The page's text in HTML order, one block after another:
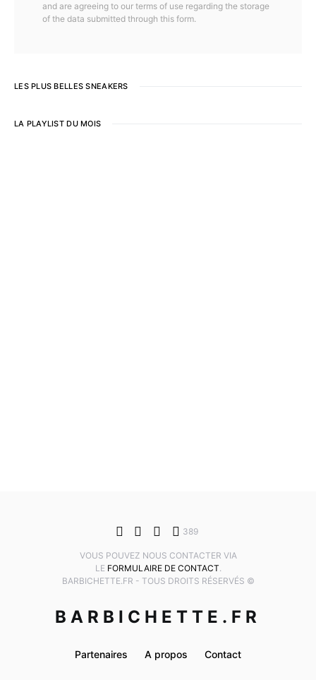
and are agreeing to our terms of use regarding the storage
of the data submitted through this form.
LES PLUS BELLES SNEAKERS
LA PLAYLIST DU MOIS
389
VOUS POUVEZ NOUS CONTACTER VIA
LE FORMULAIRE DE CONTACT.
BARBICHETTE.FR - TOUS DROITS RÉSERVÉS ©
BARBICHETTE.FR
Partenaires A propos Contact